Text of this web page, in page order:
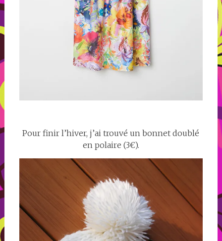
Pour finir l’hiver, j’ai trouvé un bonnet doublé
en polaire (3€).